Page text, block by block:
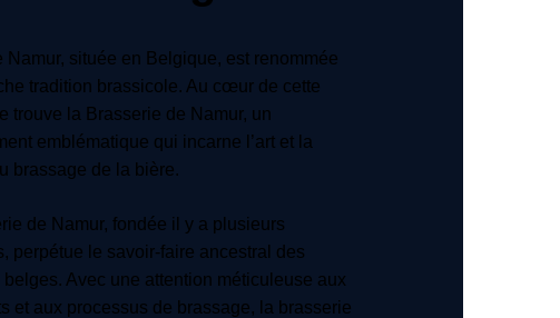
Namur, située en Belgique, est renommée
tradition brassicole. Au cœur de cette
trouve la Brasserie de Namur, un
emblématique qui incarne l’art et la
brassage de la bière.
de Namur, fondée il y a plusieurs
perpétue le savoir-faire ancestral des
belges. Avec une attention méticuleuse aux
et aux processus de brassage, la brasserie